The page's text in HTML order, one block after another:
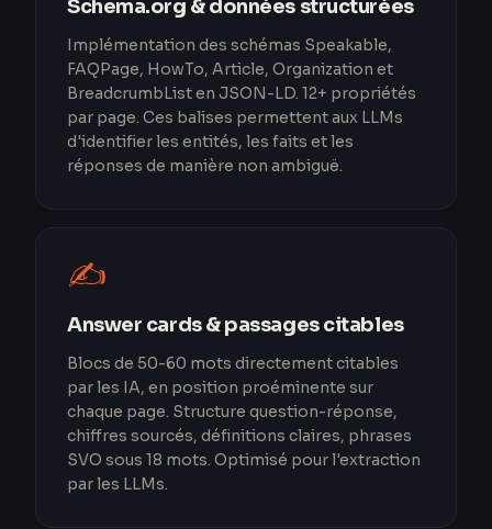
Schema.org & données structurées
Implémentation des schémas Speakable,
FAQPage, HowTo, Article, Organization et
BreadcrumbList en JSON-LD. 12+ propriétés
par page. Ces balises permettent aux LLMs
d'identifier les entités, les faits et les
réponses de manière non ambiguë.
✍️
Answer cards & passages citables
Blocs de 50-60 mots directement citables
par les IA, en position proéminente sur
chaque page. Structure question-réponse,
chiffres sourcés, définitions claires, phrases
SVO sous 18 mots. Optimisé pour l'extraction
par les LLMs.